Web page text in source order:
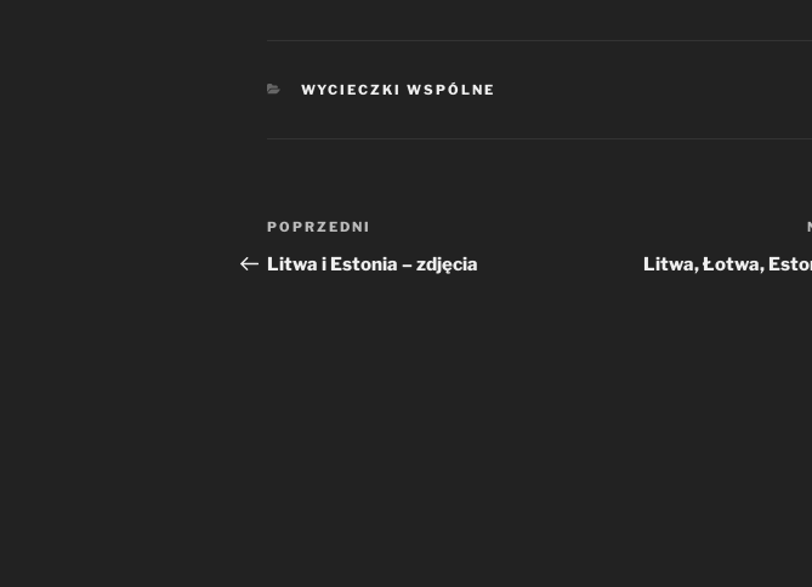
KATEGORIE
WYCIECZKI WSPÓLNE
Nawigacja
wpisu
Poprzedni
wpis
POPRZEDNI
Litwa i Estonia – zdjęcia Litwa, Łotwa,